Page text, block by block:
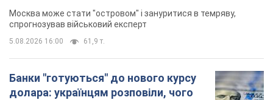
Москва може стати "островом" і зануритися в темряву,
спрогнозував військовий експерт
5.08.2026 16:00 61,9 т.
Банки "готуються" до нового курсу
долара: українцям розповіли, чого